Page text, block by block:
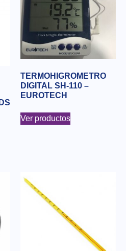
TERMOHIGROMETRO
DIGITAL SH-110 –
EUROTECH
Ver productos